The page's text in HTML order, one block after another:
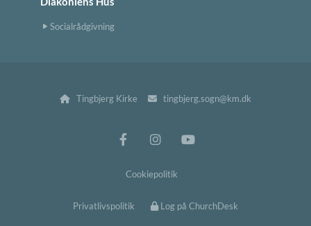
Socialrådgivning
 Tingbjerg Kirke  tingbjerg.sogn@km.dk
Cookiepolitik
Privatlivspolitik Log på ChurchDesk